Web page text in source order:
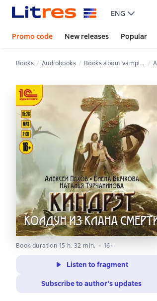
ENG
Promo code New releases Popular
Books Audiobooks Books about vampires
Book duration 15 h. 32 min. 16+
Listen to fragment
Subscribe to author’s updates